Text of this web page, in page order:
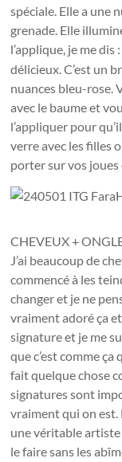
spéciale. Elle a une
grenade. Elle
l’applique, je me dis
délicieux. C’est un
nuances bleu-rose.
avec le baume et
l’appliquer pour
verre avec les filles
porter sur vos joues
CHEVEUX +
J’ai beaucoup de
commencé à les
changer et je ne
vraiment adoré ça
signature et je me
que c’est comme
fait quelque chose
signatures sont
vraiment qui on est.
une véritable artiste
le faire sans les